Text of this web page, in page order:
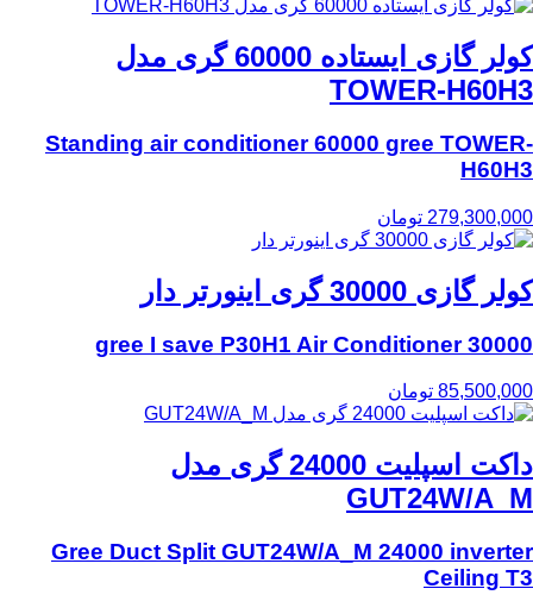
کولر گازی ایستاده 60000 گری مدل
TOWER-H60H3
Standing air conditioner 60000 gree TOWER-
H60H3
279,300,000 تومان
کولر گازی 30000 گری اینورتر دار
30000 gree I save P30H1 Air Conditioner
85,500,000 تومان
داکت اسپلیت 24000 گری مدل
GUT24W/A_M
Gree Duct Split GUT24W/A_M 24000 inverter
Ceiling T3